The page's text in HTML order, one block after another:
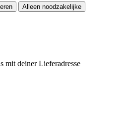
Alleen noodzakelijke
mit deiner Lieferadresse